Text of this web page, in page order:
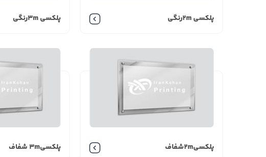
پلکسی 2mرنگی پلکسی 3mرنگی
پلکسی2mشفاف پلکسی3m شفاف